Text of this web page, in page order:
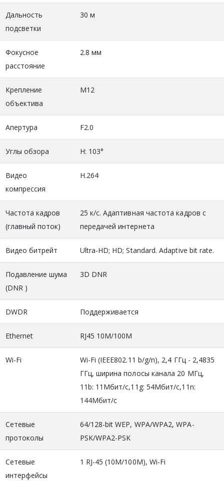
Дальность
подсветки
30 м
Фокусное
расстояние
2.8 мм
Крепление
объектива
М12
Апертура F2.0
Углы обзора H: 103°
Видео
компрессия
H.264
Частота кадров
(главный поток)
25 к/с. Адаптивная частота кадров с
передачей интернета
Видео битрейт Ultra-HD; HD; Standard. Adaptive bit rate.
Подавление шума
(DNR )
3D DNR
DWDR Поддерживается
Ethernet RJ45 10M/100M
Wi-Fi
Wi-Fi (IEEE802.11 b/g/n), 2,4 ГГц - 2,4835
ГГц, ширина полосы канала 20 МГц,
11b: 11Mбит/с,11g: 54Mбит/с,11n:
144Mбит/с
Сетевые
протоколы
64/128-bit WEP, WPA/WPA2, WPA-
PSK/WPA2-PSK
Сетевые
интерфейсы
1 RJ-45 (10М/100М), Wi-Fi